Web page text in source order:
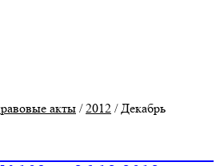
акты /2012 / Декабрь